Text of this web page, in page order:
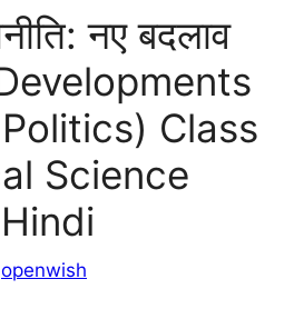
नए बदलाव
Class
Science
openwish